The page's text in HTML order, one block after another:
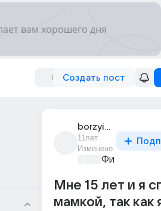
Создать пост
borzyi_shkolnik_1
11лет
Изменено
Мне 15 лет и я
мамкой, так как